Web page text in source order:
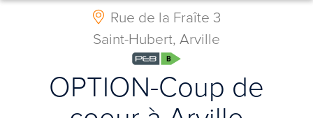
Rue de la Fraîte 3
Saint-Hubert, Arville
OPTION-Coup de